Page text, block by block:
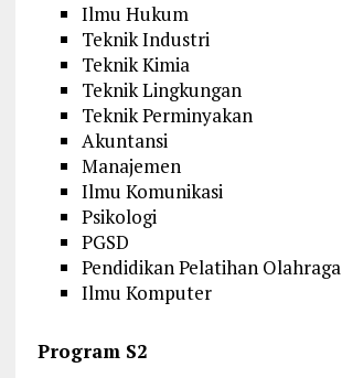
Ilmu Hukum
Teknik Industri
Teknik Kimia
Teknik Lingkungan
Teknik Perminyakan
Akuntansi
Manajemen
Ilmu Komunikasi
Psikologi
PGSD
Pendidikan Pelatihan Olahraga
Ilmu Komputer
Program S2